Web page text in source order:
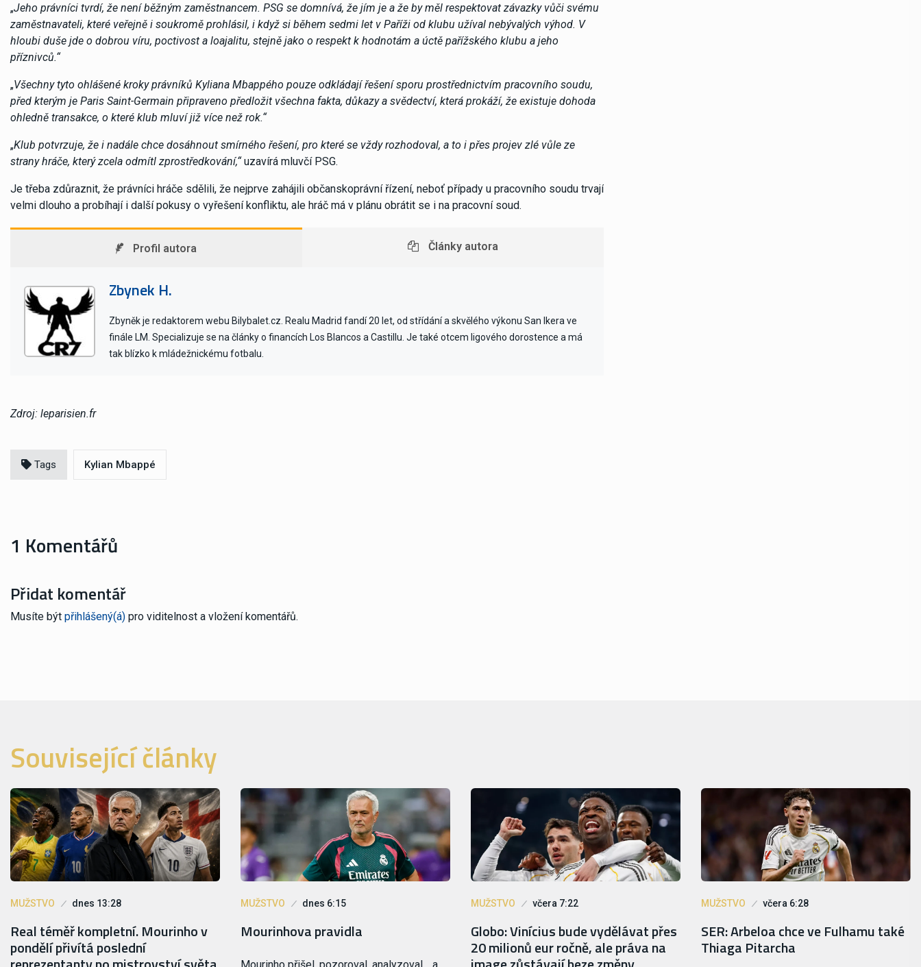
„Jeho právníci tvrdí, že není běžným zaměstnancem. PSG se domnívá, že jím je a že by měl respektovat závazky vůči svému
zaměstnavateli, které veřejně i soukromě prohlásil, i když si během sedmi let v Paříži od klubu užíval nebývalých výhod. V
hloubi duše jde o dobrou víru, poctivost a loajalitu, stejně jako o respekt k hodnotám a úctě pařížského klubu a jeho
příznivců.“
„Všechny tyto ohlášené kroky právníků Kyliana Mbappého pouze odkládají řešení sporu prostřednictvím pracovního soudu,
před kterým je Paris Saint-Germain připraveno předložit všechna fakta, důkazy a svědectví, která prokáží, že existuje dohoda
ohledně transakce, o které klub mluví již více než rok.“
„Klub potvrzuje, že i nadále chce dosáhnout smírného řešení, pro které se vždy rozhodoval, a to i přes projev zlé vůle ze
strany hráče, který zcela odmítl zprostředkování,“uzavírá mluvčí PSG.
Je třeba zdůraznit, že právníci hráče sdělili, že nejprve zahájili občanskoprávní řízení, neboť případy u pracovního soudu trvají
velmi dlouho a probíhají i další pokusy o vyřešení konfliktu, ale hráč má v plánu obrátit se i na pracovní soud.
Profil autora Články autora
Zbynek H.
Zbyněk je redaktorem webu Bilybalet.cz. Realu Madrid fandí 20 let, od střídání a skvělého výkonu San Ikera ve
finále LM. Specializuje se na články o financích Los Blancos a Castillu. Je také otcem ligového dorostence a má
tak blízko k mládežnickému fotbalu.
Zdroj: leparisien.fr
Tags Kylian Mbappé
1 Komentářů
Přidat komentář
Musíte být přihlášený(á) pro viditelnost a vložení komentářů.
Související články
MUŽSTVO dnes 13:28
Real téměř kompletní. Mourinho v
pondělí přivítá poslední
MUŽSTVO dnes 6:15
Mourinhova pravidla
Mourinho přišel, pozoroval, analyzoval… a
MUŽSTVO včera 7:22
Globo: Vinícius bude vydělávat přes
20 milionů eur ročně, ale práva na
MUŽSTVO včera 6:28
SER: Arbeloa chce ve Fulhamu také
Thiaga Pitarcha